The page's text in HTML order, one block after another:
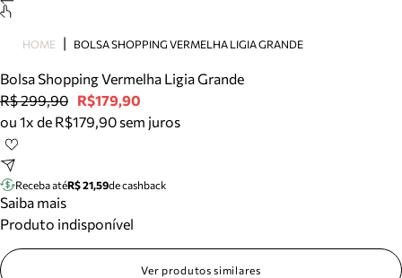
Bolsa
Tamanco
Tênis
Mule
Tire dúvidas sobre pedidos, devoluções e mais.
Meus pedidos
Acompanhe seus pedidos e solicite devoluções.
HOME BOLSA SHOPPING VERMELHA LIGIA GRANDE
Bolsa Shopping Vermelha Ligia Grande
R$ 299,90 R$179,90
ou 1x de R$179,90 sem juros
Receba atéR$ 21,59de cashback
Saiba mais
Produto indisponível
Ver produtos similares